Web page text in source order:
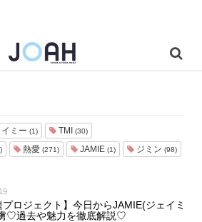
ミー (1) TMI (30)
熱愛 (271) JAMIE (1) ジミン (98)
プロジェクト】今日からJAMIE(ジェイミ
♡過去や魅力を徹底解説♡